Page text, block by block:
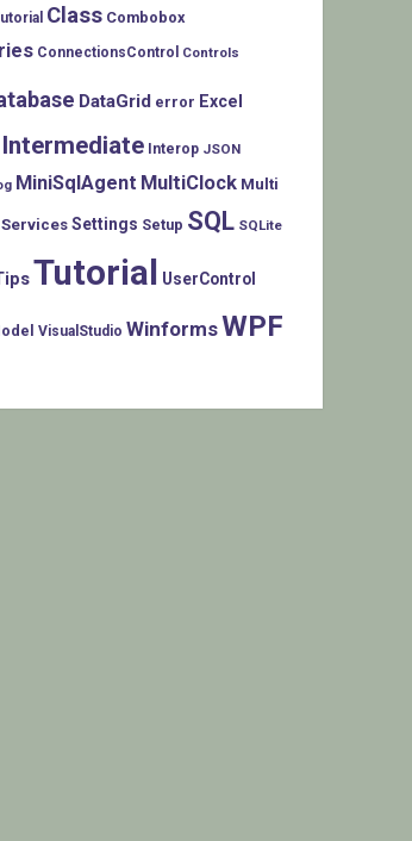
Class Combobox
ConnectionsControl Controls
DataGrid error Excel
Intermediate Interop JSON
MiniSqlAgent MultiClock Multi
Services Settings Setup SQL SQLite
Tutorial UserControl
VisualStudio WinformsWPF